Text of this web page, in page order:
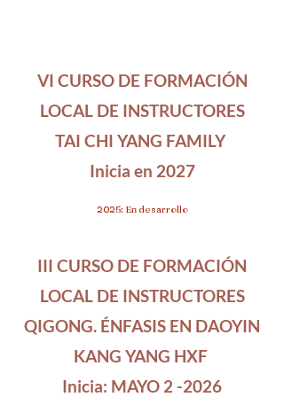
VI CURSO DE FORMACIÓN
LOCAL DE INSTRUCTORES
TAI CHI YANG FAMILY
Inicia en 2027
2025: En desarrollo
III CURSO DE FORMACIÓN
LOCAL DE INSTRUCTORES
QIGONG. ÉNFASIS EN DAOYIN
KANG YANG HXF
Inicia: MAYO 2 -2026